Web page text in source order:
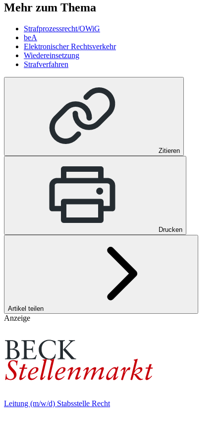
Mehr zum Thema
Strafprozessrecht/OWiG
beA
Elektronischer Rechtsverkehr
Wiedereinsetzung
Strafverfahren
Zitieren
Drucken
Artikel teilen
Anzeige
Leitung (m/w/d) Stabsstelle Recht